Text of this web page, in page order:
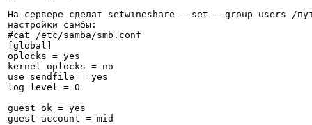
На сервере сделат setwineshare --set --group users /
настройки самбы:
#cat /etc/samba/smb.conf
[global]
oplocks = yes
kernel oplocks = no
use sendfile = yes
log level = 0
guest ok = yes
guest account = mid